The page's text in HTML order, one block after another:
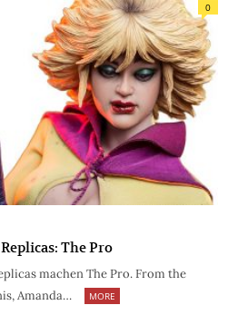
0
The Pro
machen The Pro. From the
Amanda…
MORE